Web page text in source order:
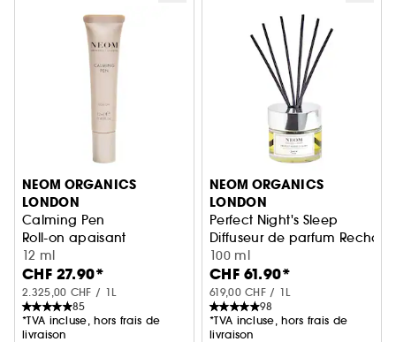
NEOM ORGANICS
LONDON
Calming Pen
Roll-on apaisant
12 ml
CHF 27.90*
2.325,00 CHF / 1L
85
*TVA incluse, hors frais de
livraison
NEOM ORGANICS
LONDON
Perfect Night's Sleep
Diffuseur de parfum
100 ml
CHF 61.90*
619,00 CHF / 1L
98
*TVA incluse, hors frais de
livraison